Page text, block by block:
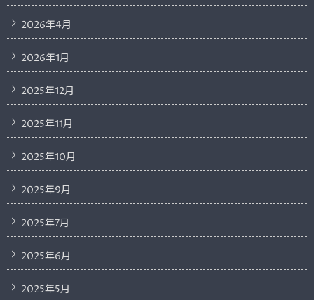
2026年4月
2026年1月
2025年12月
2025年11月
2025年10月
2025年9月
2025年7月
2025年6月
2025年5月